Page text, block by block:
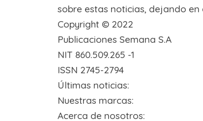
sobre estas noticias, dejando en
Copyright © 2022
Publicaciones Semana S.A
NIT 860.509.265 -1
ISSN 2745-2794
Últimas noticias:
Nuestras marcas:
Acerca de nosotros: